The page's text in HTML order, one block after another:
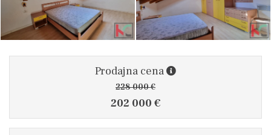
Prodajna cena
228 000 €
202 000 €